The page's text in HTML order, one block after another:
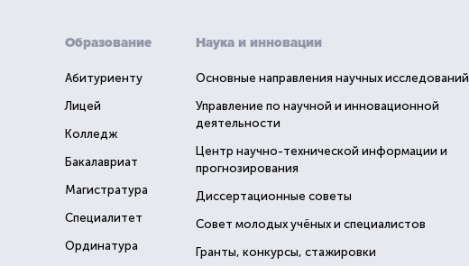
Образование
Абитуриенту
Лицей
Колледж
Бакалавриат
Магистратура
Специалитет
Ординатура
Наука и инновации
Основные направления научных исследований
Управление по научной и инновационной
деятельности
Центр научно-технической информации и
прогнозирования
Диссертационные советы
Совет молодых учёных и специалистов
Гранты, конкурсы, стажировки